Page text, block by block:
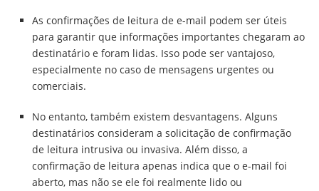
As confirmações de leitura de e-mail podem ser úteis
para garantir que informações importantes chegaram ao
destinatário e foram lidas. Isso pode ser vantajoso,
especialmente no caso de mensagens urgentes ou
comerciais.
No entanto, também existem desvantagens. Alguns
destinatários consideram a solicitação de confirmação
de leitura intrusiva ou invasiva. Além disso, a
confirmação de leitura apenas indica que o e-mail foi
aberto, mas não se ele foi realmente lido ou